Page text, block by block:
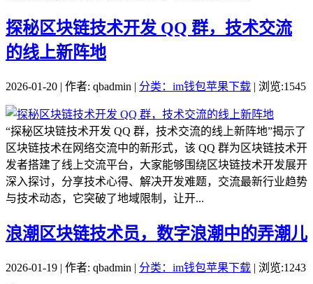
探秘区块链技术开发 QQ 群，技术交流
的线上新阵地
2026-01-20 | 作者: qbadmin | 分类：im钱包苹果下载 | 浏览:1545
“探秘区块链技术开发 QQ 群，技术交流的线上新阵地”揭示了
区块链技术在网络交流中的新形式，该 QQ 群为区块链技术开
发者搭建了线上交流平台，大家能够围绕区块链技术开发展开
深入探讨，分享技术心得、解决开发难题，交流最新行业趋势
与技术动态，它突破了地域限制，让开...
浪潮区块链技术员，数字浪潮中的弄潮儿
2026-01-19 | 作者: qbadmin | 分类：im钱包苹果下载 | 浏览:1243